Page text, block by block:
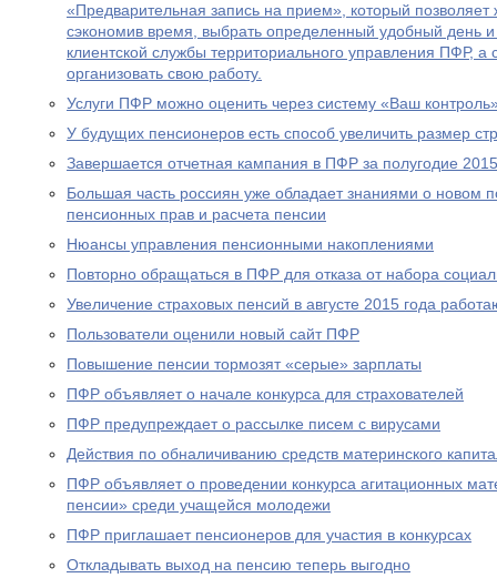
«Предварительная запись на прием», который
сэкономив время, выбрать определенный удобный день
клиентской службы территориального управления ПФР,
организовать свою работу.
Услуги ПФР можно оценить через систему «Ваш
У будущих пенсионеров есть способ увеличить размер
Завершается отчетная кампания в ПФР за полугодие
Большая часть россиян уже обладает знаниями о новом
пенсионных прав и расчета пенсии
Нюансы управления пенсионными накоплениями
Повторно обращаться в ПФР для отказа от набора
Увеличение страховых пенсий в августе 2015 года
Пользователи оценили новый сайт ПФР
Повышение пенсии тормозят «серые» зарплаты
ПФР объявляет о начале конкурса для страхователей
ПФР предупреждает о рассылке писем с вирусами
Действия по обналичиванию средств материнского
ПФР объявляет о проведении конкурса агитационных
пенсии» среди учащейся молодежи
ПФР приглашает пенсионеров для участия в конкурсах
Откладывать выход на пенсию теперь выгодно